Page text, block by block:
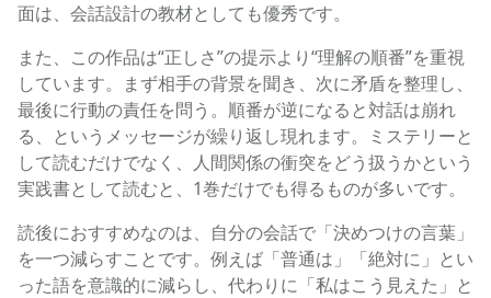
面は、会話設計の教材としても優秀です。
また、この作品は“正しさ”の提示より“理解の順番”を重視
しています。まず相手の背景を聞き、次に矛盾を整理し、
最後に行動の責任を問う。順番が逆になると対話は崩れ
る、というメッセージが繰り返し現れます。ミステリーと
して読むだけでなく、人間関係の衝突をどう扱うかという
実践書として読むと、1巻だけでも得るものが多いです。
読後におすすめなのは、自分の会話で「決めつけの言葉」
を一つ減らすことです。例えば「普通は」「絶対に」とい
った語を意識的に減らし、代わりに「私はこう見えた」と